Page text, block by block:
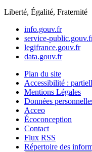
Liberté, Égalité, Fraternité
info.gouv.fr
service-
legifrance.gouv.fr
data.gouv.fr
Plan du site
Accessibilité :
Mentions Légales
Données
Acceo
Écoconception
Contact
Flux RSS
Répertoire des